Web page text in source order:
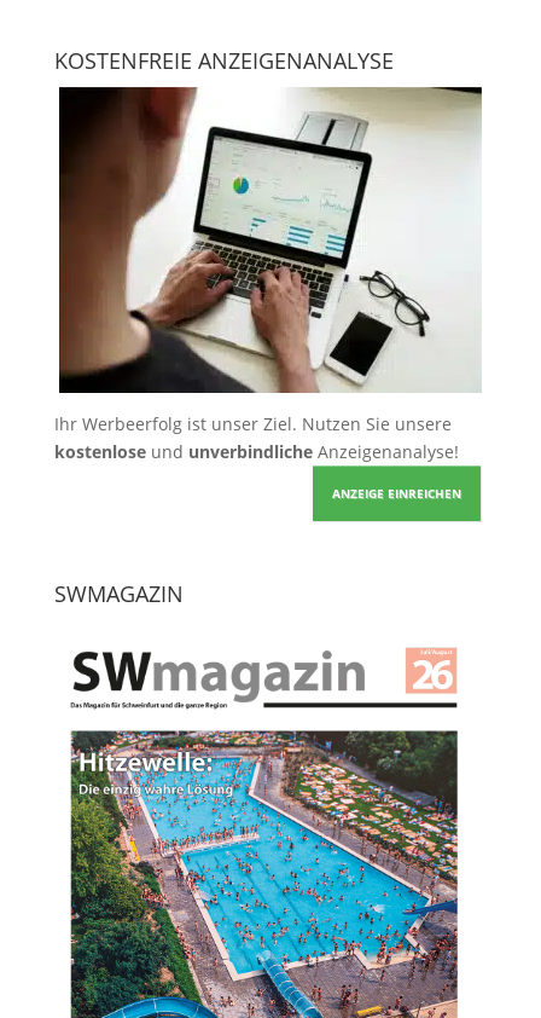
KOSTENFREIE ANZEIGENANALYSE
Ihr Werbeerfolg ist unser Ziel. Nutzen Sie unsere
kostenloseund unverbindlicheAnzeigenanalyse!
ANZEIGE EINREICHEN
SWMAGAZIN